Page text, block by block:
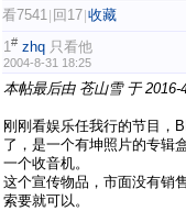
看7541 回17 收藏
1# zhq 只看他
2004-8-31 18:25
本帖最后由 苍山雪 于 2016-
刚刚看娱乐任我行的节目，
了，是一个有坤照片的专辑
一个收音机。
这个宣传物品，市面没有销
索要就可以。